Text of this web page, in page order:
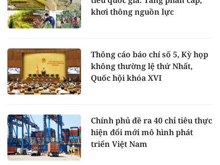
khơi thông nguồn lực
Thông cáo báo chí số 5, Kỳ họp
không thường lệ thứ Nhất,
Quốc hội khóa XVI
Chính phủ đề ra 40 chỉ tiêu thực
hiện đổi mới mô hình phát
triển Việt Nam